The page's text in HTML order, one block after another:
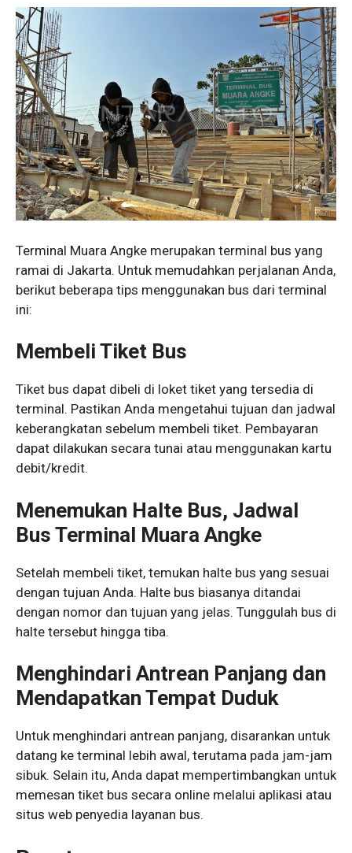
Terminal Muara Angke merupakan terminal bus yang
ramai di Jakarta. Untuk memudahkan perjalanan Anda,
berikut beberapa tips menggunakan bus dari terminal
ini:
Membeli Tiket Bus
Tiket bus dapat dibeli di loket tiket yang tersedia di
terminal. Pastikan Anda mengetahui tujuan dan jadwal
keberangkatan sebelum membeli tiket. Pembayaran
dapat dilakukan secara tunai atau menggunakan kartu
debit/kredit.
Menemukan Halte Bus, Jadwal
Bus Terminal Muara Angke
Setelah membeli tiket, temukan halte bus yang sesuai
dengan tujuan Anda. Halte bus biasanya ditandai
dengan nomor dan tujuan yang jelas. Tunggulah bus di
halte tersebut hingga tiba.
Menghindari Antrean Panjang dan
Mendapatkan Tempat Duduk
Untuk menghindari antrean panjang, disarankan untuk
datang ke terminal lebih awal, terutama pada jam-jam
sibuk. Selain itu, Anda dapat mempertimbangkan untuk
memesan tiket bus secara online melalui aplikasi atau
situs web penyedia layanan bus.